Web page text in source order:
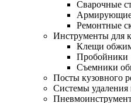
Сварочные
Армирующие
Ремонтные
Инструменты для
Клещи
Пробойники
Съемники
Посты кузовного
Системы удаления